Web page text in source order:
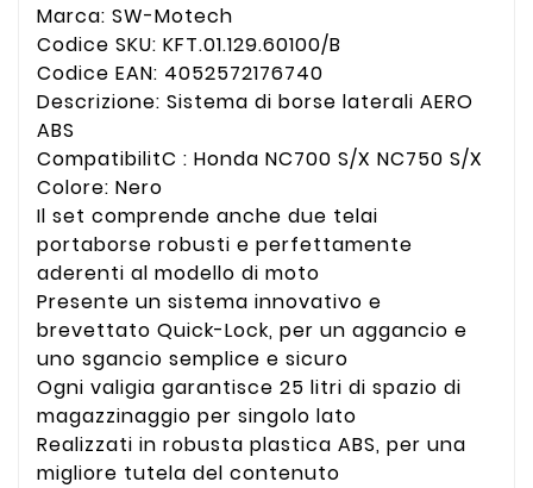
Marca: SW-Motech
Codice SKU: KFT.01.129.60100/B
Codice EAN: 4052572176740
Descrizione: Sistema di borse laterali AERO
ABS
CompatibilitC : Honda NC700 S/X NC750 S/X
Colore: Nero
Il set comprende anche due telai
portaborse robusti e perfettamente
aderenti al modello di moto
Presente un sistema innovativo e
brevettato Quick-Lock, per un aggancio e
uno sgancio semplice e sicuro
Ogni valigia garantisce 25 litri di spazio di
magazzinaggio per singolo lato
Realizzati in robusta plastica ABS, per una
migliore tutela del contenuto